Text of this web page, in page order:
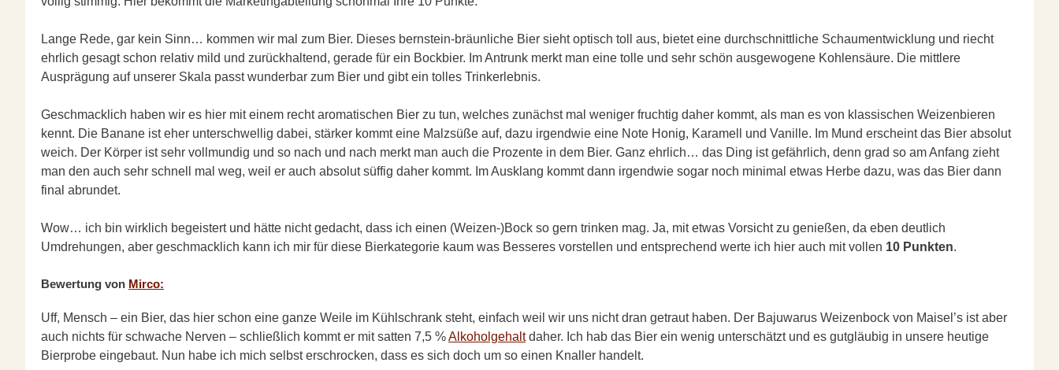
Lange Rede, gar kein Sinn… kommen wir mal zum Bier. Dieses bernstein-bräunliche Bier sieht optisch toll aus, bietet eine durchschnittliche Schaumentwicklung und riecht
ehrlich gesagt schon relativ mild und zurückhaltend, gerade für ein Bockbier. Im Antrunk merkt man eine tolle und sehr schön ausgewogene Kohlensäure. Die mittlere
Ausprägung auf unserer Skala passt wunderbar zum Bier und gibt ein tolles Trinkerlebnis.
Geschmacklich haben wir es hier mit einem recht aromatischen Bier zu tun, welches zunächst mal weniger fruchtig daher kommt, als man es von klassischen Weizenbieren
kennt. Die Banane ist eher unterschwellig dabei, stärker kommt eine Malzsüße auf, dazu irgendwie eine Note Honig, Karamell und Vanille. Im Mund erscheint das Bier absolut
weich. Der Körper ist sehr vollmundig und so nach und nach merkt man auch die Prozente in dem Bier. Ganz ehrlich… das Ding ist gefährlich, denn grad so am Anfang zieht
man den auch sehr schnell mal weg, weil er auch absolut süffig daher kommt. Im Ausklang kommt dann irgendwie sogar noch minimal etwas Herbe dazu, was das Bier dann
final abrundet.
Wow… ich bin wirklich begeistert und hätte nicht gedacht, dass ich einen (Weizen-)Bock so gern trinken mag. Ja, mit etwas Vorsicht zu genießen, da eben deutlich
Umdrehungen, aber geschmacklich kann ich mir für diese Bierkategorie kaum was Besseres vorstellen und entsprechend werte ich hier auch mit vollen 10 Punkten.
Bewertung von Mirco:
Uff, Mensch – ein Bier, das hier schon eine ganze Weile im Kühlschrank steht, einfach weil wir uns nicht dran getraut haben. Der Bajuwarus Weizenbock von Maisel’s ist aber
auch nichts für schwache Nerven – schließlich kommt er mit satten 7,5 %Alkoholgehaltdaher. Ich hab das Bier ein wenig unterschätzt und es gutgläubig in unsere heutige
Bierprobe eingebaut. Nun habe ich mich selbst erschrocken, dass es sich doch um so einen Knaller handelt.